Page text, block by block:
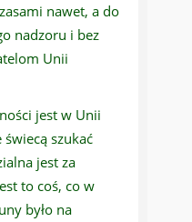
nawet, a do
nadzoru i bez
Unii
jest w Unii
szukać
jest za
to coś, co w
było na